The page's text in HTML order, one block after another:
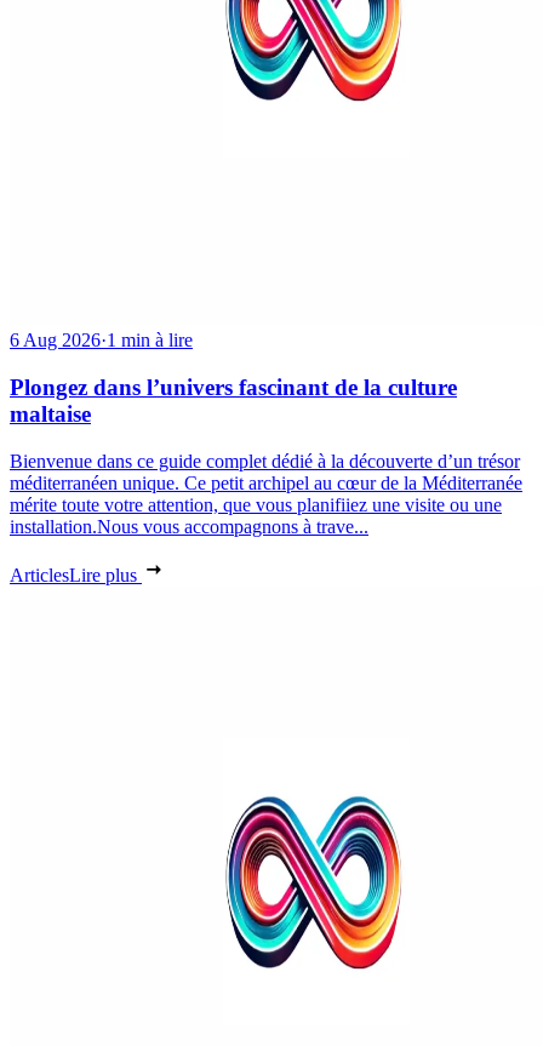
6 Aug 2026·1 min à lire
Plongez dans l’univers fascinant de la culture
maltaise
Bienvenue dans ce guide complet dédié à la découverte d’un trésor
méditerranéen unique. Ce petit archipel au cœur de la Méditerranée
mérite toute votre attention, que vous planifiiez une visite ou une
installation.Nous vous accompagnons à trave...
ArticlesLire plus